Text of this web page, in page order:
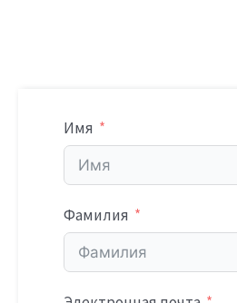
Имя
Фамилия